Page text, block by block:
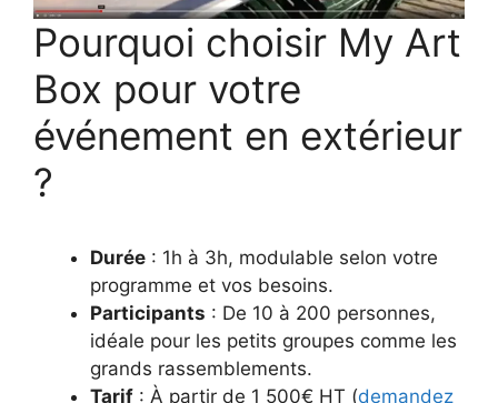
Pourquoi choisir My Art
Box pour votre
événement en extérieur
?
Durée : 1h à 3h, modulable selon votre
programme et vos besoins.
Participants : De 10 à 200 personnes,
idéale pour les petits groupes comme les
grands rassemblements.
Tarif : À partir de 1 500€ HT (demandez